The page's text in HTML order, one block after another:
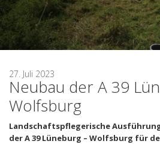
27. Juli 2023
Neubau der A 39
Wolfsburg
Landschaftspflegerische
der A 39 Lüneburg – Wolfsburg für